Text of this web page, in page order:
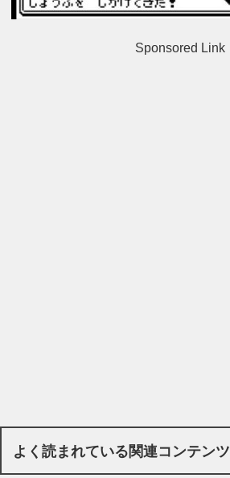
Sponsored Link
よく読まれている関連コンテンツ